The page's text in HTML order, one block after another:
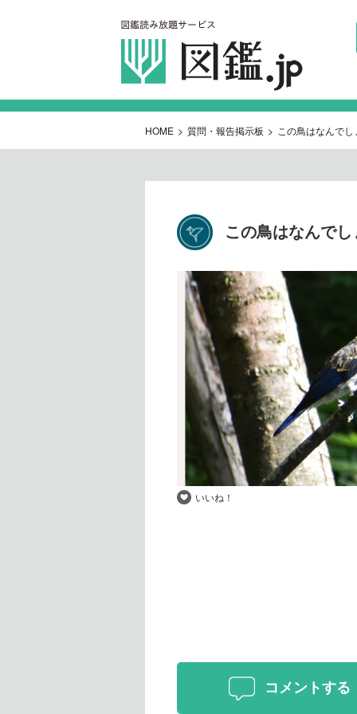
HOME > 質問・報告掲示板 > この鳥はなんで
この鳥はなんで
いいね！
コメントする